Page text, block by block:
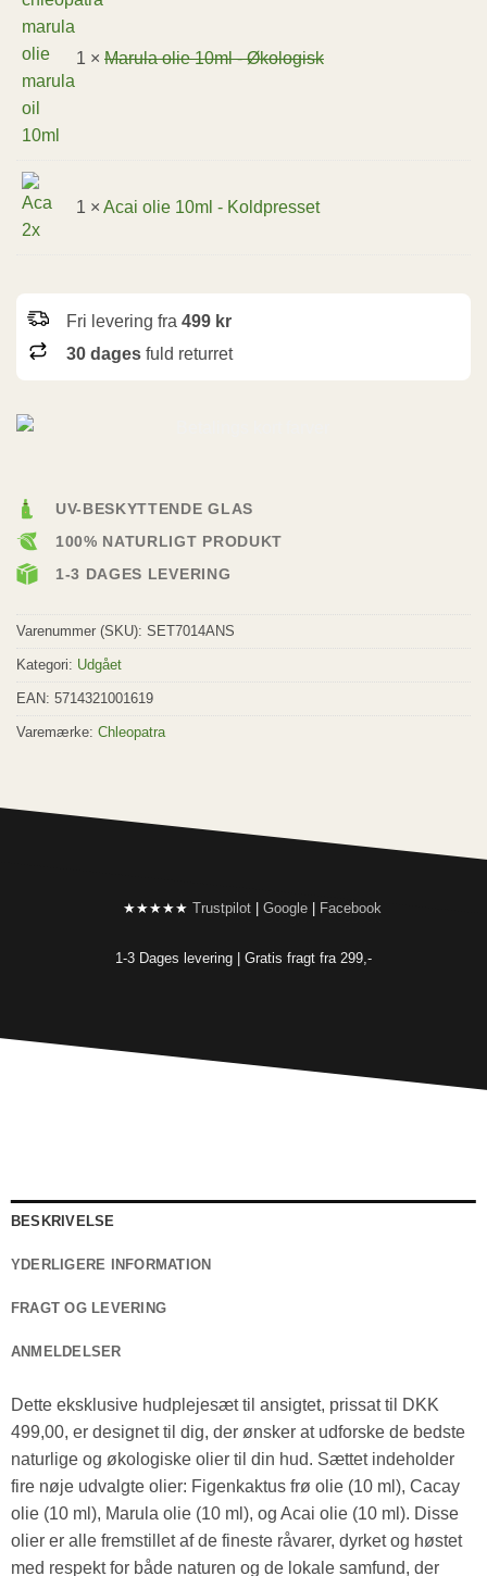
1 × Marula olie 10ml - Økologisk
1 × Acai olie 10ml - Koldpresset
Fri levering fra 499 kr
30 dages fuld returret
UV-BESKYTTENDE GLAS
100% NATURLIGT PRODUKT
1-3 DAGES LEVERING
Varenummer (SKU): SET7014ANS
Kategori: Udgået
EAN: 5714321001619
Varemærke: Chleopatra
★★★★★ Trustpilot Google Facebook
1-3 Dages levering | Gratis fragt fra 299,-
BESKRIVELSE
YDERLIGERE INFORMATION
FRAGT OG LEVERING
ANMELDELSER
Dette eksklusive hudplejesæt til ansigtet, prissat til DKK
499,00, er designet til dig, der ønsker at udforske de bedste
naturlige og økologiske olier til din hud. Sættet indeholder
fire nøje udvalgte olier: Figenkaktus frø olie (10 ml), Cacay
olie (10 ml), Marula olie (10 ml), og Acai olie (10 ml). Disse
olier er alle fremstillet af de fineste råvarer, dyrket og høstet
med respekt for både naturen og de lokale samfund, der